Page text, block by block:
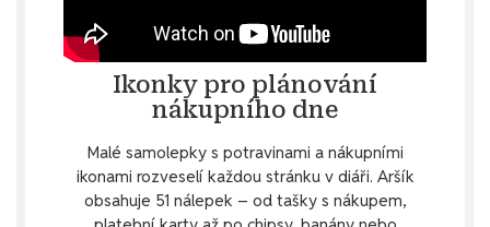
Ikonky pro plánování
nákupního dne
Malé samolepky s potravinami a nákupními
ikonami rozveselí každou stránku v diáři. Aršík
obsahuje 51 nálepek – od tašky s nákupem,